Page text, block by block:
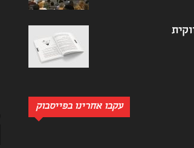
עקבו אחרינו בפייסבוק